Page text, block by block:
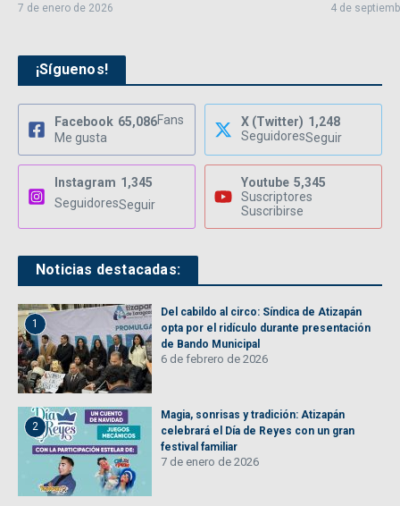
7 de enero de 2026 4 de
¡Síguenos!
Facebook 65,086Fans
Me gusta
X (Twitter) 1,248
SeguidoresSeguir
Instagram 1,345
SeguidoresSeguir
Youtube 5,345
Suscriptores
Suscribirse
Noticias destacadas:
1
Del cabildo al circo: Síndica de Atizapán
opta por el ridículo durante presentación
de Bando Municipal
6 de febrero de 2026
2
Magia, sonrisas y tradición: Atizapán
celebrará el Día de Reyes con un gran
festival familiar
7 de enero de 2026